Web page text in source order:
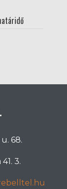
68.
3.